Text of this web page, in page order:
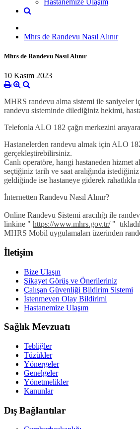
Mhrs de Randevu Nasıl Alınır
Mhrs de Randevu Nasıl Alınır
10 Kasım 2023
MHRS randevu alma sistemi ile saniyeler
randevu sisteminde dilediğiniz hekimi,
Telefonla ALO 182 çağrı merkezini
Hastanelerden randevu almak için ALO
gerçekleştirebilirsiniz.
Canlı operatöre, hangi hastaneden
seçtiğiniz tarih ve saat aralığında
geldiğinde ise hastaneye giderek
İnternetten Randevu Nasıl Alınır?
Online Randevu Sistemi aracılığı ile
linkine " https://www.mhrs.gov.tr/"
MHRS Mobil uygulamaları üzerinden
İletişim
Bize Ulaşın
Şikayet Görüş ve Önerileriniz
Çalışan Güvenliği Bildirim Sistemi
İstenmeyen Olay Bildirimi
Hastanemize Ulaşım
Sağlık Mevzuatı
Tebliğler
Tüzükler
Yönergeler
Genelgeler
Yönetmelikler
Kanunlar
Dış Bağlantılar